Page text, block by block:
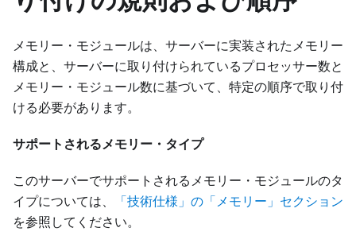
メモリー・モジュールは、サーバーに実装されたメモリー
構成と、サーバーに取り付けられているプロセッサー数と
メモリー・モジュール数に基づいて、特定の順序で取り付
ける必要があります。
サポートされるメモリー・タイプ
このサーバーでサポートされるメモリー・モジュールのタ
イプについては、
「技術仕様」の「メモリー」セクション
を参照してください。